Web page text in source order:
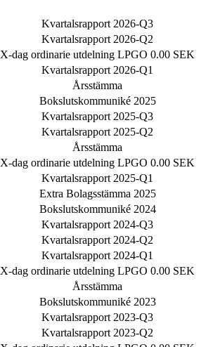
Kvartalsrapport 2026-Q3
Kvartalsrapport 2026-Q2
X-dag ordinarie utdelning LPGO 0.00 SEK
Kvartalsrapport 2026-Q1
Årsstämma
Bokslutskommuniké 2025
Kvartalsrapport 2025-Q3
Kvartalsrapport 2025-Q2
Årsstämma
X-dag ordinarie utdelning LPGO 0.00 SEK
Kvartalsrapport 2025-Q1
Extra Bolagsstämma 2025
Bokslutskommuniké 2024
Kvartalsrapport 2024-Q3
Kvartalsrapport 2024-Q2
Kvartalsrapport 2024-Q1
X-dag ordinarie utdelning LPGO 0.00 SEK
Årsstämma
Bokslutskommuniké 2023
Kvartalsrapport 2023-Q3
Kvartalsrapport 2023-Q2